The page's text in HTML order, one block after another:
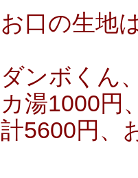
お口の生地
ダンボくん
カ湯1000円
計5600円、